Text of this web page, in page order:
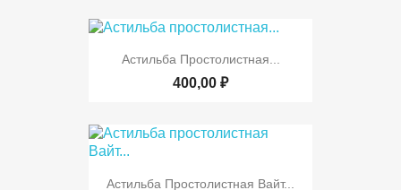
Астильба Простолистная...
400,00 ₽
Астильба Простолистная Вайт...